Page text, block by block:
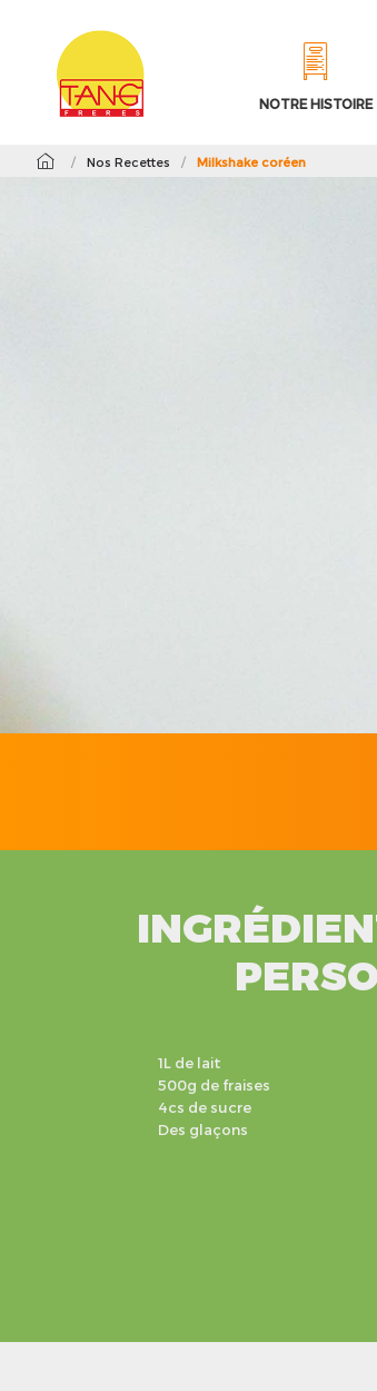
NOTRE HISTOIRE
/ Nos Recettes / Milkshake coréen
1L de lait
500g de fraises
4cs de sucre
Des glaçons